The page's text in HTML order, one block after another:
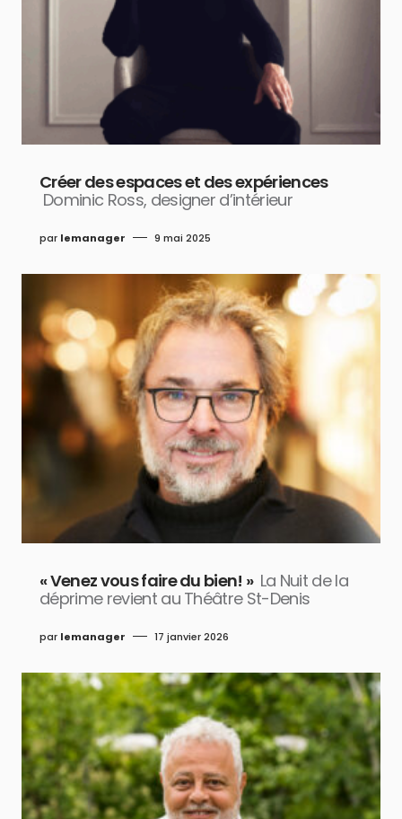
Créer des espaces et des expériences
Dominic Ross, designer d’intérieur
par lemanager 9 mai 2025
« Venez vous faire du bien! » La Nuit de la
déprime revient au Théâtre St-Denis
par lemanager 17 janvier 2026